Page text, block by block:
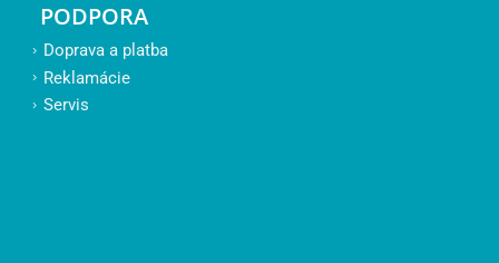
PODPORA
Doprava a platba
Reklamácie
Servis